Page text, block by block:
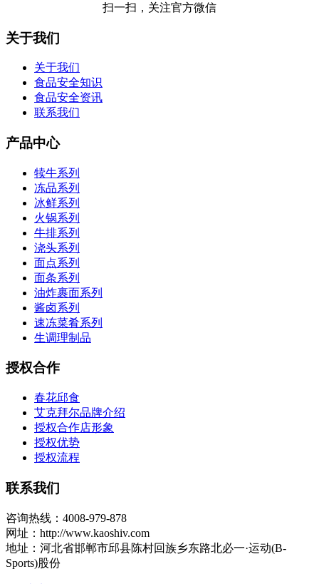
扫一扫，关注官方微信
关于我们
关于我们
食品安全知识
食品安全资讯
联系我们
产品中心
犊牛系列
冻品系列
冰鲜系列
火锅系列
牛排系列
浇头系列
面点系列
面条系列
油炸裹面系列
酱卤系列
速冻菜肴系列
生调理制品
授权合作
春花邱食
艾克拜尔品牌介绍
授权合作店形象
授权优势
授权流程
联系我们
咨询热线：4008-979-878
网址：http://www.kaoshiv.com
地址：河北省邯郸市邱县陈村回族乡东路北必一·运动(B-
Sports)股份